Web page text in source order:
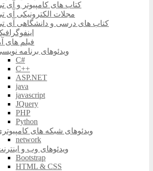
کتاب های کامپیوتر و آی
مجلات الکترونیکی آی
کتاب های درسی و دانشگاهی آی
فیلم های
ویدئوهای برنامه
C#
C++
ASP.NET
java
javascript
JQuery
PHP
Python
ویدئوهای شبکه های
network
ویدئوهای وب و
Bootstrap
HTML & CSS